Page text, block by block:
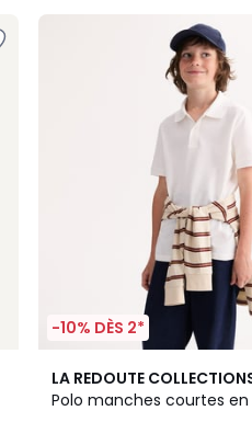
-10% DÈS 2*
LA REDOUTE
Polo manches courtes
4,9
/ 5
2
Couleurs